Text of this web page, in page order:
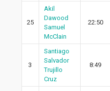
25
Akil
Dawood
Samuel
McClain
22:50
3
Santiago
Salvador
Trujillo
Cruz
8:49